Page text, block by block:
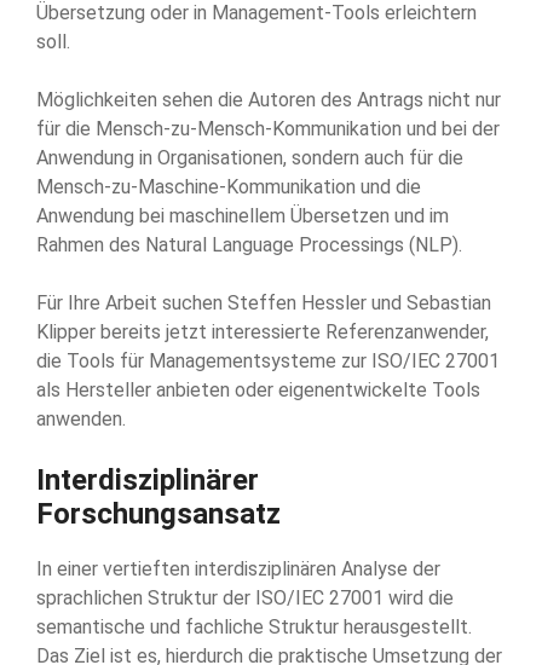
Übersetzung oder in Management-Tools erleichtern
soll.
Möglichkeiten sehen die Autoren des Antrags nicht nur
für die Mensch-zu-Mensch-Kommunikation und bei der
Anwendung in Organisationen, sondern auch für die
Mensch-zu-Maschine-Kommunikation und die
Anwendung bei maschinellem Übersetzen und im
Rahmen des Natural Language Processings (NLP).
Für Ihre Arbeit suchen Steffen Hessler und Sebastian
Klipper bereits jetzt interessierte Referenzanwender,
die Tools für Managementsysteme zur ISO/IEC 27001
als Hersteller anbieten oder eigenentwickelte Tools
anwenden.
Interdisziplinärer
Forschungsansatz
In einer vertieften interdisziplinären Analyse der
sprachlichen Struktur der ISO/IEC 27001 wird die
semantische und fachliche Struktur herausgestellt.
Das Ziel ist es, hierdurch die praktische Umsetzung der